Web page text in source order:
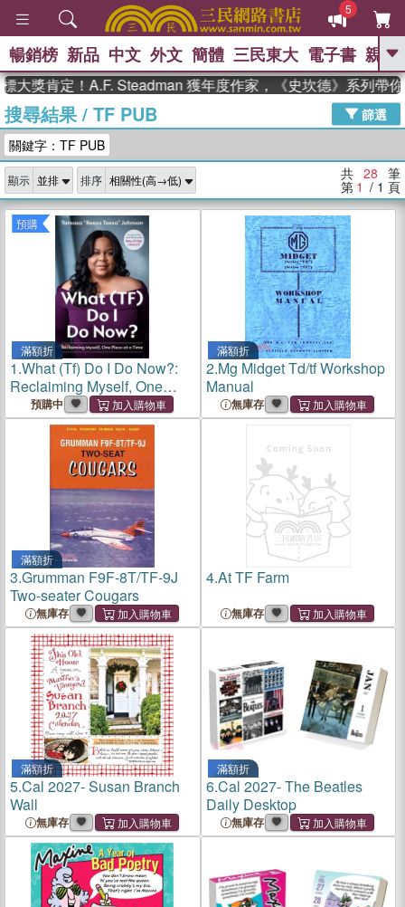
5
GO
The Odyssey 、
父親節 、 如果歷史是一群喵 、 暑期
念華 、 台灣的李登輝時代 、 數學女
孩：黎曼猜想
偉大的迷走神經
暢銷榜 新品 中文 外文 簡體 三民東大 電子書 親子
肯定！A.F. Steadman 獲年度作家，《史坎德》系列帶你踏上
搜尋結果/ TF PUB
篩選
關鍵字：TF PUB
顯示 排序 共 28 筆
第 1 / 1 頁
預購
滿額折
1.What (Tf) Do I Do Now?:
Reclaiming Myself, One
Piece at a Time
預購中
滿額折
2.Mg Midget Td/tf Workshop
Manual
無庫存
滿額折
3.Grumman F9F-8T/TF-9J
Two-seater Cougars
無庫存
4.At TF Farm
無庫存
滿額折
5.Cal 2027- Susan Branch
Wall
無庫存
滿額折
6.Cal 2027- The Beatles
Daily Desktop
無庫存